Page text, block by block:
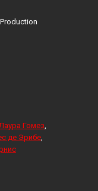
Гомез
де Эрибе